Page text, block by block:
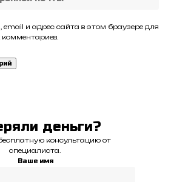
и адрес сайта в этом браузере для
деньги?
консультацию от
специалиста.
Ваше имя